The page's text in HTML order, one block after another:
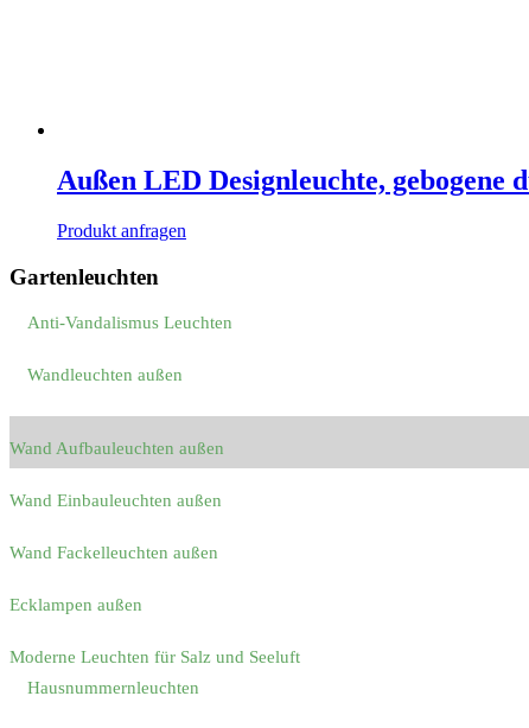
Außen LED Designleuchte, gebogene
Produkt anfragen
Gartenleuchten
Anti-Vandalismus Leuchten
Wandleuchten außen
Wand Aufbauleuchten außen
Wand Einbauleuchten außen
Wand Fackelleuchten außen
Ecklampen außen
Moderne Leuchten für Salz und Seeluft
Hausnummernleuchten